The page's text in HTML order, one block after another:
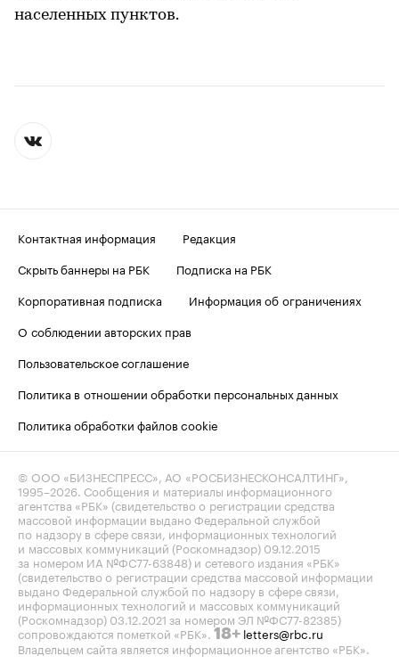
населенных пунктов.
Контактная информация
Редакция
Скрыть баннеры на РБК
Подписка на РБК
Корпоративная подписка
Информация об ограничениях
О соблюдении авторских прав
Пользовательское соглашение
Политика в отношении обработки персональных данных
Политика обработки файлов cookie
© ООО «БИЗНЕСПРЕСС», АО «РОСБИЗНЕСКОНСАЛТИНГ»,
1995–2026 . Сообщения и материалы информационного
агентства «РБК» (свидетельство о регистрации средства
массовой информации выдано Федеральной службой
по надзору в сфере связи, информационных технологий
и массовых коммуникаций (Роскомнадзор) 09.12.2015
за номером ИА №ФС77-63848) и сетевого издания «РБК»
(свидетельство о регистрации средства массовой информации
выдано Федеральной службой по надзору в сфере связи,
информационных технологий и массовых коммуникаций
(Роскомнадзор) 03.12.2021 за номером ЭЛ №ФС77-82385)
сопровождаются пометкой «РБК». 18+ letters@rbc.ru
Владельцем сайта является информационное агентство «РБК».